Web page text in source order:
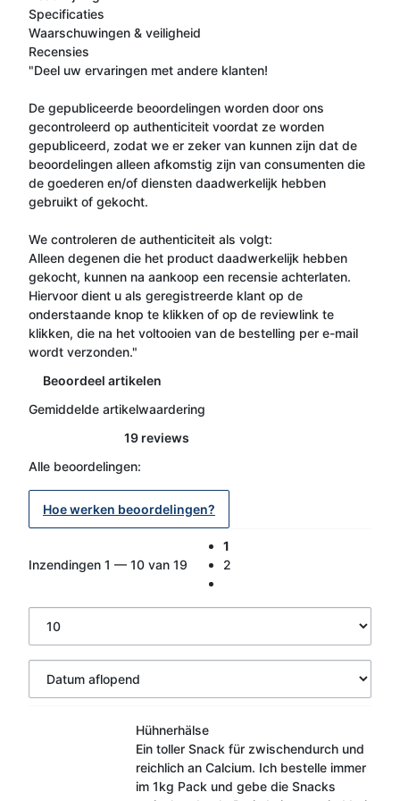
Specificaties
Waarschuwingen & veiligheid
Recensies
Gemiddelde artikelwaardering
19 reviews
"Deel uw ervaringen met andere klanten!
De gepubliceerde beoordelingen worden door ons
gecontroleerd op authenticiteit voordat ze worden
gepubliceerd, zodat we er zeker van kunnen zijn dat de
beoordelingen alleen afkomstig zijn van consumenten die
de goederen en/of diensten daadwerkelijk hebben
gebruikt of gekocht.
We controleren de authenticiteit als volgt:
Alleen degenen die het product daadwerkelijk hebben
gekocht, kunnen na aankoop een recensie achterlaten.
Hiervoor dient u als geregistreerde klant op de
onderstaande knop te klikken of op de reviewlink te
klikken, die na het voltooien van de bestelling per e-mail
wordt verzonden."
Beoordeel artikelen
Alle beoordelingen:
Hoe werken beoordelingen?
Inzendingen 1 — 10 van 19
1
2
Hühnerhälse
Ein toller Snack für zwischendurch und
reichlich an Calcium. Ich bestelle immer
im 1kg Pack und gebe die Snacks